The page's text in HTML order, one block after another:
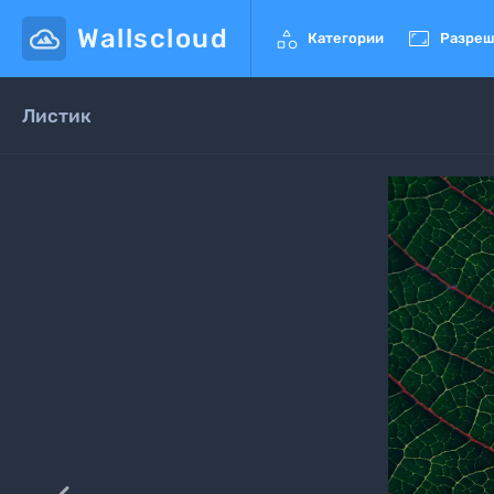
Wallscloud  Категории 
Листик